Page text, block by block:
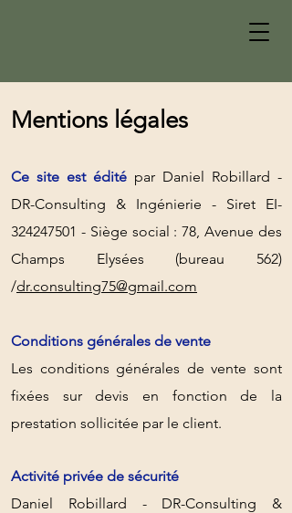
Mentions légales
Ce site est édité par Daniel Robillard -
DR-Consulting & Ingénierie - Siret EI-
324247501 - Siège social : 78, Avenue des
Champs Elysées (bureau 562)
/dr.consulting75@gmail.com
Conditions générales de vente
Les conditions générales de vente sont
fixées sur devis en fonction de la
prestation sollicitée par le client.​
Activité privée de sécurité
Daniel Robillard - DR-Consulting &